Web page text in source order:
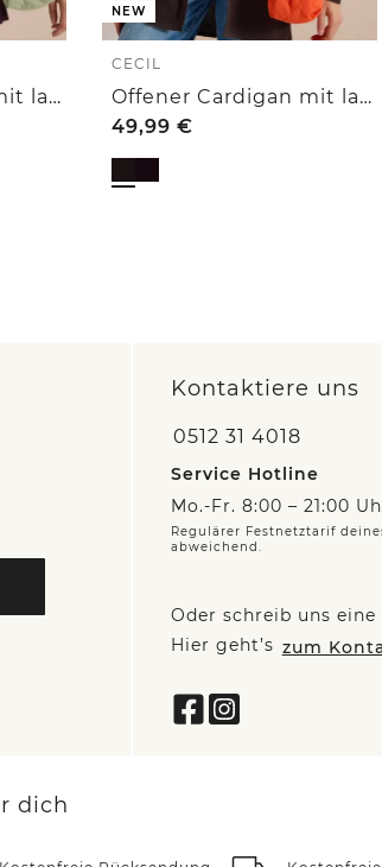
Offener Cardigan mit langen Ärmeln
NEW
CECIL
Offener Cardigan mit langen Ärmeln
49,99 €
Kontaktiere uns
0512 31 4018
Service Hotline
Mo.-Fr. 8:00 – 21:00
Regulärer Festnetztarif
abweichend.
Oder schreib uns
Hier geht’s zum
dich